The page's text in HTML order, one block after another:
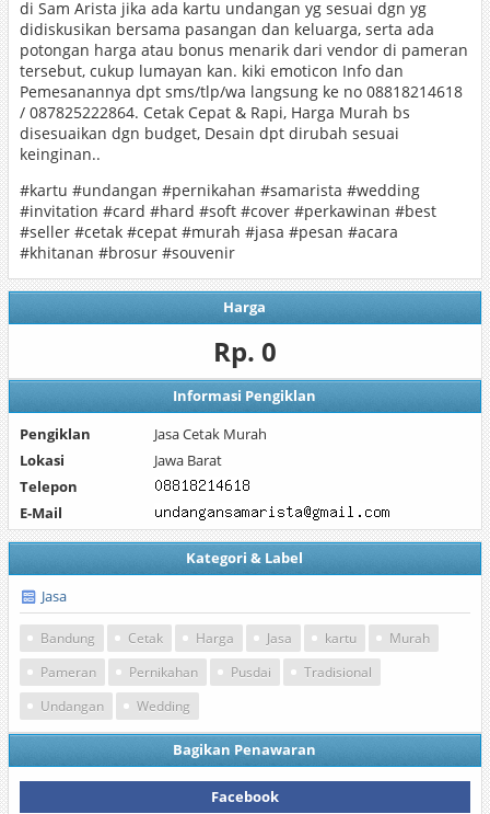
di Sam Arista jika ada kartu undangan yg sesuai dgn yg
didiskusikan bersama pasangan dan keluarga, serta ada
potongan harga atau bonus menarik dari vendor di pameran
tersebut, cukup lumayan kan. kiki emoticon Info dan
Pemesanannya dpt sms/tlp/wa langsung ke no 08818214618
/ 087825222864. Cetak Cepat & Rapi, Harga Murah bs
disesuaikan dgn budget, Desain dpt dirubah sesuai
keinginan..
‪#‎kartu‬ ‪#‎undangan‬ ‪#‎pernikahan‬ ‪#‎samarista‬ ‪#‎wedding‬
‪#‎invitation‬ ‪#‎card‬ ‪#‎hard‬ ‪#‎soft‬ ‪#‎cover‬ ‪#‎perkawinan‬ ‪#‎best‬
‪#‎seller‬ ‪#‎cetak‬ ‪#‎cepat‬ ‪#‎murah‬ ‪#‎jasa‬ ‪#‎pesan‬ ‪#‎acara‬
‪#‎khitanan‬ ‪#‎brosur‬ ‪#‎souvenir‬
Harga
Rp. 0
Informasi Pengiklan
Pengiklan
Jasa Cetak Murah
Lokasi
Jawa Barat
Telepon
E-Mail
Kategori & Label
Jasa
Bandung Cetak Harga Jasa kartu
Murah
Pameran
Pernikahan Pusdai
Tradisional
Undangan
Wedding
Bagikan Penawaran
Facebook